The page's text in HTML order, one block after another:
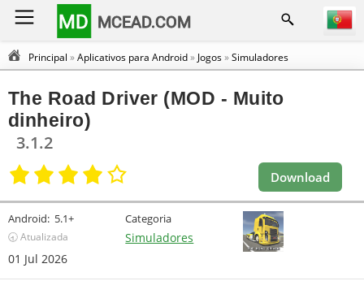
MD MCEAD.COM
Principal »Aplicativos para Android» Jogos»Simuladores
The Road Driver (MOD - Muito
dinheiro)
3.1.2
Download
Android: 5.1+
🕣 Atualizada
01 Jul 2026
Categoria
Simuladores